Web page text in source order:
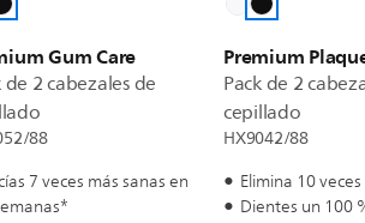
Gum Care
de 2 cabezales de
88
7 veces más sanas en
Premium
Pack de 2
cepillado
HX9042/88
Elimina 10
Dientes un 100